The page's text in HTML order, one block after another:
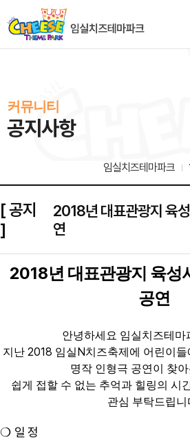
커뮤니티
공지사항
임실치즈테마파크
[ 공지
]
2018년 대표관광지 육
연
2018년 대표관광지 육성
공연
안녕하세요 임실치즈테마
지난 2018 임실N치즈축제에 어린이
명작 인형극 공연이
찾
쉽게 접할 수 없는 추억과 힐링의 시
관심 부탁드립니
❍ 일 정